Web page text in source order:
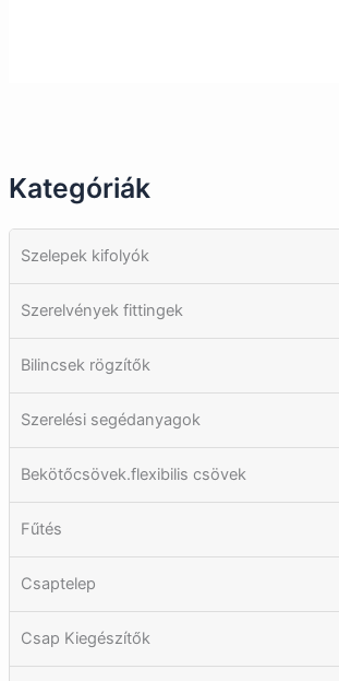
Kategóriák
Szelepek kifolyók
Szerelvények fittingek
Bilincsek rögzítők
Szerelési segédanyagok
Bekötőcsövek.flexibilis csövek
Fűtés
Csaptelep
Csap Kiegészítők